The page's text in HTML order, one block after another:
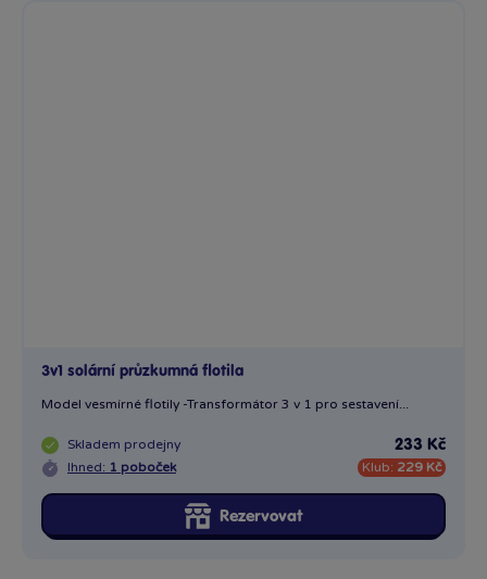
3v1 solární průzkumná flotila
Model vesmírné flotily -Transformátor 3 v 1 pro sestavení...
Skladem prodejny
Ihned: 1 poboček
233 Kč
Klub: 229 Kč
Rezervovat